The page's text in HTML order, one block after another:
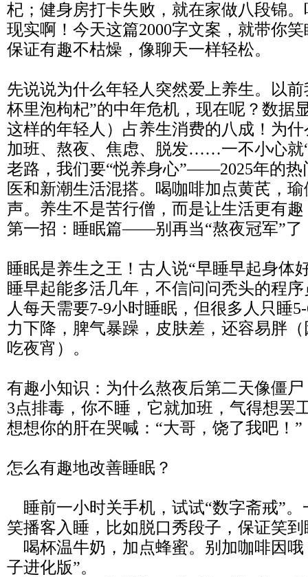
杞；健身房打卡失败，就在家做八段锦
现实啊！今天这篇2000字文案，就带你
保证有趣不枯燥，像聊天一样轻松。
先说说为什么年轻人突然爱上养生。以
杯里泡枸杞”的中年危机，现在呢？数据
这样的年轻人）占养生消费的八成！为
加班、熬夜、焦虑、脱发……一不小心就
老路，我们要“悦养身心”——2025年的热
医和新潮生活混搭。喝咖啡加点黄芪，
声。养生不是苦行僧，而是让生活更有趣
第一招：睡眠篇——别再当“熬夜冠军”了
睡眠是养生之王！古人说“早睡早起身体
睡早起能多活几年，不信问问秃头的程
人每天需要7-9小时睡眠，但很多人只睡
力下降，脾气暴躁，皮肤差，还容易胖
吃夜宵）。
有趣小知识：为什么熬夜后第二天像僵
3点排毒，你不睡，它就加班，气得想罢
想想你的肝在哭喊：“大哥，饶了我吧！”
怎么有趣地改善睡眠？
睡前一小时关手机，试试“数字斋戒”。
笑播客入睡，比如脱口秀段子，保证笑到
喝杯温牛奶，加点蜂蜜。别加咖啡因哦
子进化版”。